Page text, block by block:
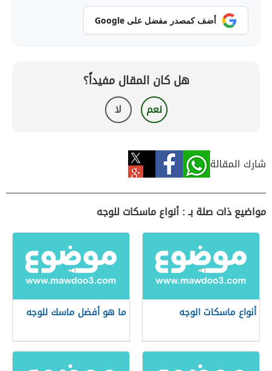
أضف كمصدر مفضل على Google
هل كان المقال مفيداً؟
نعم لا
شارك المقالة
مواضيع ذات صلة بـ : أنواع ماسكات للوجه
أنواع ماسكات الوجه ما هو أفضل ماسك للوجه